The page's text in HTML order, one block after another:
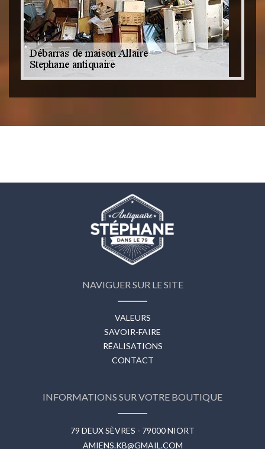
NAVIGUER SUR LE SITE
VALEURS
SAVOIR-FAIRE
RÉALISATIONS
CONTACT
INFORMATIONS SUR VOTRE BOUTIQUE
79 DEUX SÈVRES - 79000 NIORT
AMIENS.KB@GMAIL.COM